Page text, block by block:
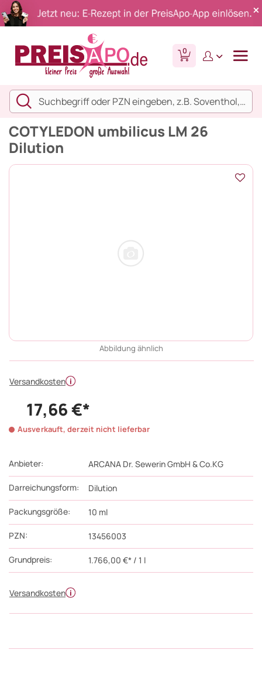
0
COTYLEDON umbilicus LM 26
Dilution
Abbildung ähnlich
Versandkosten
Versandkosten
Anbieter: ARCANA Dr. Sewerin GmbH & Co.KG
Darreichungsform: Dilution
Packungsgröße: 10 ml
PZN: 13456003
Grundpreis: 1.766,00 €* / 1 l
17,66 €*
Ausverkauft, derzeit nicht lieferbar